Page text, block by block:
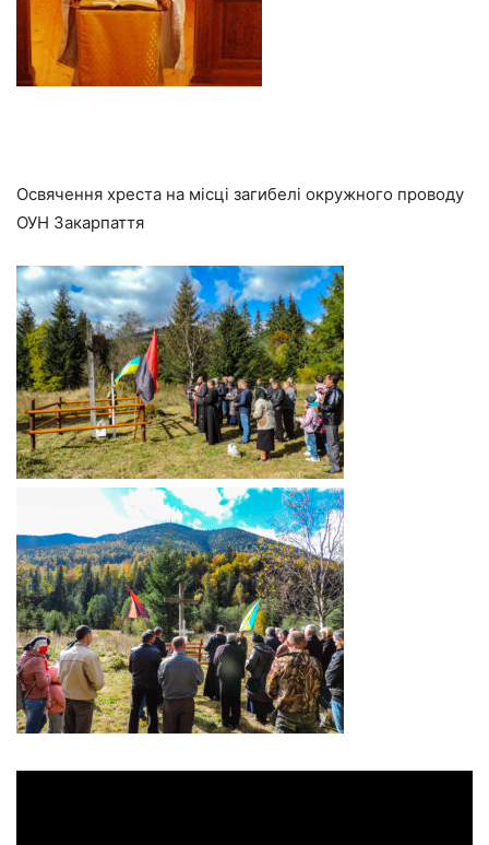
Освячення хреста на місці загибелі окружного проводу
ОУН Закарпаття